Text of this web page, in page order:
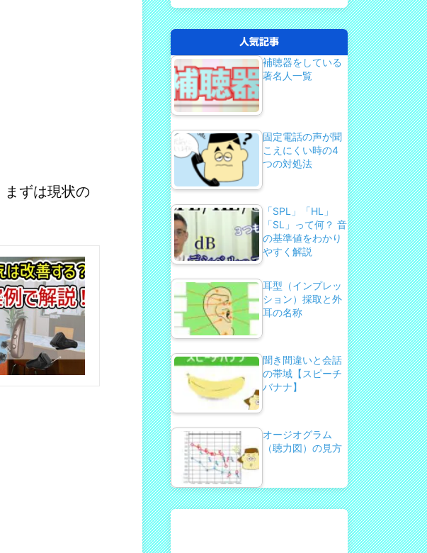
まずは現状の
人気記事
補聴器をしている
著名人一覧
固定電話の声が聞
こえにくい時の4
つの対処法
「SPL」「HL」
「SL」って何？ 音
の基準値をわかり
やすく解説
耳型（インプレッ
ション）採取と外
耳の名称
聞き間違いと会話
の帯域【スピーチ
バナナ】
オージオグラム
（聴力図）の見方